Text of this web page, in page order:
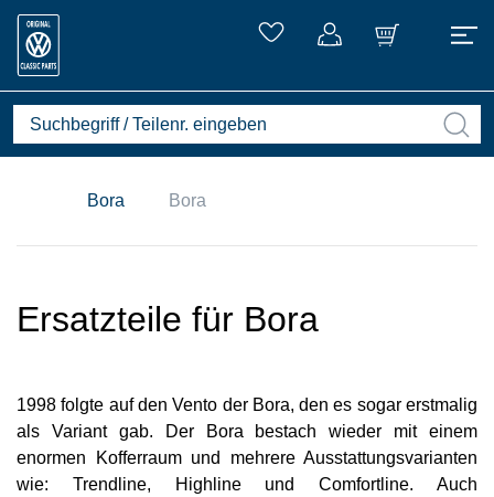
Bora Bora
Ersatzteile für Bora
1998 folgte auf den Vento der Bora, den es sogar erstmalig
als Variant gab. Der Bora bestach wieder mit einem
enormen Kofferraum und mehrere Ausstattungsvarianten
wie: Trendline, Highline und Comfortline. Auch